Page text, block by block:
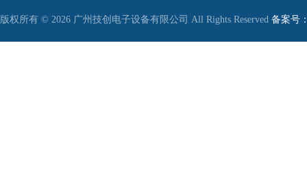
版权所有 © 2026 广州技创电子设备有限公司 All Rights Reserved 备案号